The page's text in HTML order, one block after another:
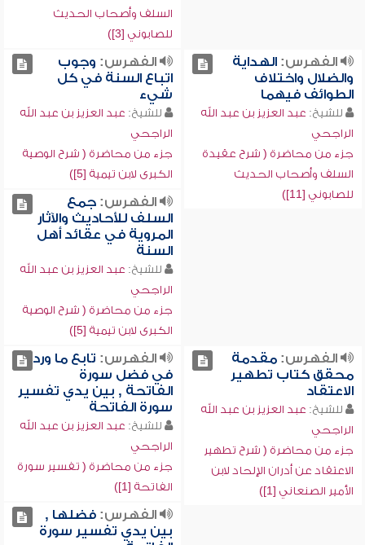
السلف وأصحاب الحديث
للصابوني [3])
الفهرس:الهداية
والضلال واختلاف
الطوائف فيهما
للشيخ: عبد العزيز بن عبد الله
الراجحي
جزء من محاضرة ( شرح عقيدة
السلف وأصحاب الحديث
للصابوني [11])
الفهرس: وجوب
اتباع السنة في كل
شيء
للشيخ: عبد العزيز بن عبد الله
الراجحي
جزء من محاضرة ( شرح الوصية
الكبرى لابن تيمية [5])
الفهرس:جمع
السلف للأحاديث والآثار
المروية في عقائد أهل
السنة
للشيخ: عبد العزيز بن عبد الله
الراجحي
جزء من محاضرة ( شرح الوصية
الكبرى لابن تيمية [5])
الفهرس:مقدمة
محقق كتاب تطهير
الاعتقاد
للشيخ: عبد العزيز بن عبد الله
الراجحي
جزء من محاضرة ( شرح تطهير
الاعتقاد عن أدران الإلحاد لابن
الأمير الصنعاني [1])
الفهرس: تابع ما ورد
في فضل سورة
الفاتحة , بين يدي تفسير
سورة الفاتحة
للشيخ: عبد العزيز بن عبد الله
الراجحي
جزء من محاضرة ( تفسير سورة
الفاتحة [1])
الفهرس:فضلها ,
بين يدي تفسير سورة